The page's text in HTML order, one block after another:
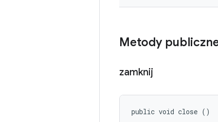
Metody
zamknij
public void close ()